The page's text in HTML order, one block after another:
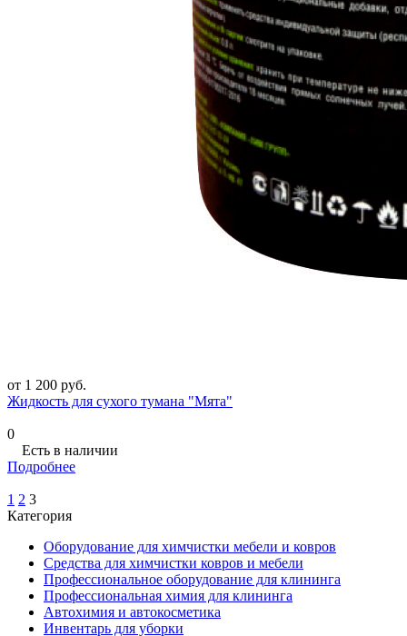
от 1 200 руб.
Жидкость для сухого тумана "Мята"
0
Есть в наличии
Подробнее
1 2 3
Категория
Оборудование для химчистки мебели и ковров
Средства для химчистки ковров и мебели
Профессиональное оборудование для клининга
Профессиональная химия для клининга
Автохимия и автокосметика
Инвентарь для уборки